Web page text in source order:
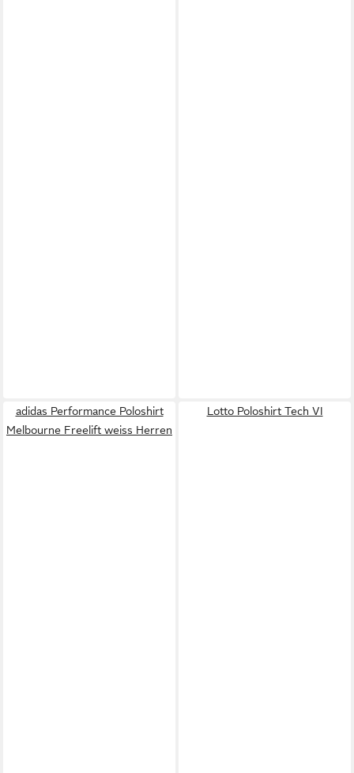
adidas Performance Poloshirt
Melbourne Freelift weiss Herren
Lotto Poloshirt Tech VI